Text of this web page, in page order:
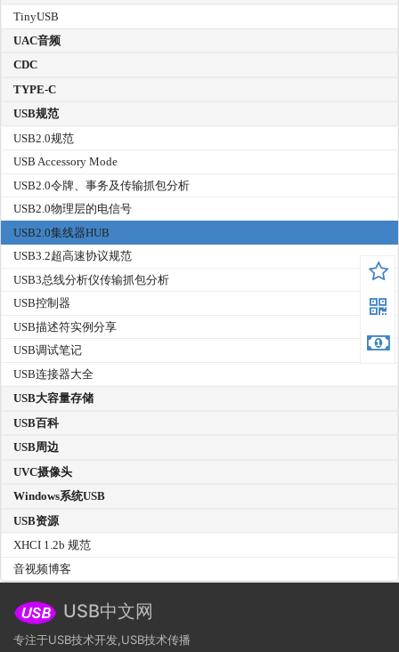
TinyUSB
UAC音频
CDC
TYPE-C
USB规范
USB2.0规范
USB Accessory Mode
USB2.0令牌、事务及传输抓包分析
USB2.0物理层的电信号
USB2.0集线器HUB
USB3.2超高速协议规范
USB3总线分析仪传输抓包分析
USB控制器
USB描述符实例分享
USB调试笔记
USB连接器大全
USB大容量存储
USB百科
USB周边
UVC摄像头
Windows系统USB
USB资源
XHCI 1.2b 规范
音视频博客
USB中文网
专注于USB技术开发,USB技术传播